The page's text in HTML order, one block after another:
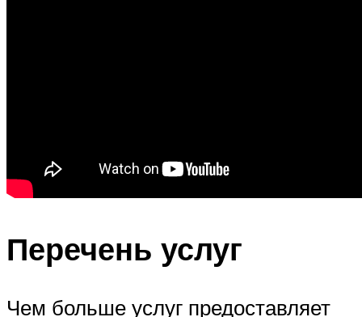
Перечень услуг
Чем больше услуг предоставляет